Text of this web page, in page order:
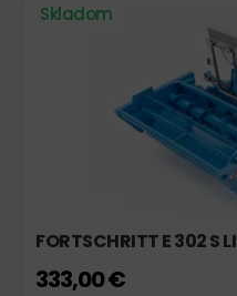
Skladom
FORTSCHRITT E 302 S
333,00 €